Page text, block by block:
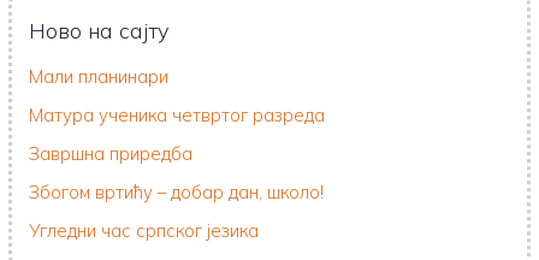
Ново на сајту
Мали планинари
Матура ученика четвртог разреда
Завршна приредба
Збогом вртићу – добар дан, школо!
Угледни час српског језика